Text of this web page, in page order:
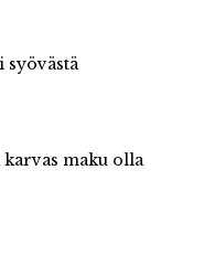
syövästä
karvas maku olla